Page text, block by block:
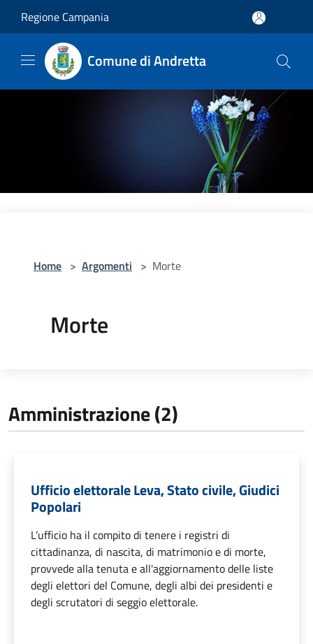
Regione Campania
Comune di Andretta
Home > Argomenti > Morte
Morte
Amministrazione (2)
Ufficio elettorale Leva, Stato civile, Giudici
Popolari
L’ufficio ha il compito di tenere i registri di
cittadinanza, di nascita, di matrimonio e di morte,
provvede alla tenuta e all'aggiornamento delle liste
degli elettori del Comune, degli albi dei presidenti e
degli scrutatori di seggio elettorale.